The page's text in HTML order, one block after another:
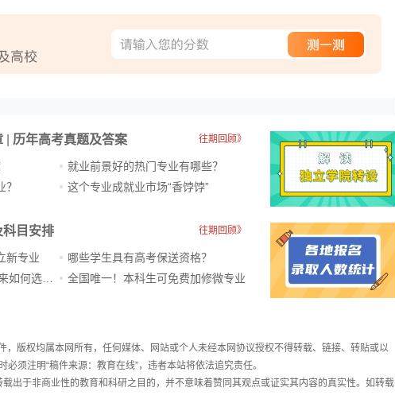
历年高考真题及答案 往期回顾》
就业前景好的热门专业有哪些？
这个专业成就业市场“香饽饽”​
目安排 往期回顾》
新专业
哪些学生具有高考保送资格？
全国唯一！本科生可免费加修微专业
版权均属本网所有，任何媒体、网站或个人未经本网协议授权不得转载、链接、转贴或以
须注明“稿件来源：教育在线”，违者本站将依法追究责任。
出于非商业性的教育和科研之目的，并不意味着赞同其观点或证实其内容的真实性。如转载